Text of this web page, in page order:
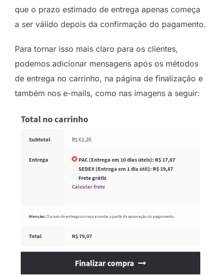
que o prazo estimado de entrega apenas começa
a ser válido depois da confirmação do pagamento.
Para tornar isso mais claro para os clientes,
podemos adicionar mensagens após os métodos
de entrega no carrinho, na página de finalização e
também nos e-mails, como nas imagens a seguir: